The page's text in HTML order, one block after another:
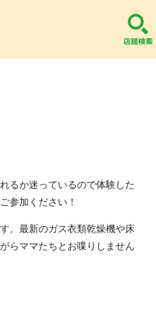
るか迷っているので体験した
参加ください！
。最新のガス衣類乾燥機や床
らママたちとお喋りしません